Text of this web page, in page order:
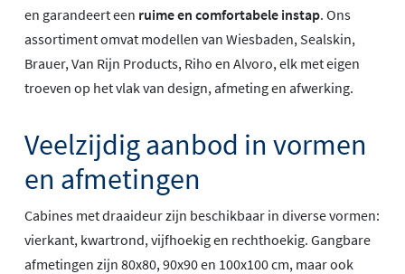
en garandeert een ruime en comfortabele instap. Ons
assortiment omvat modellen van Wiesbaden, Sealskin,
Brauer, Van Rijn Products, Riho en Alvoro, elk met eigen
troeven op het vlak van design, afmeting en afwerking.
Veelzijdig aanbod in vormen
en afmetingen
Cabines met draaideur zijn beschikbaar in diverse vormen:
vierkant, kwartrond, vijfhoekig en rechthoekig. Gangbare
afmetingen zijn 80x80, 90x90 en 100x100 cm, maar ook